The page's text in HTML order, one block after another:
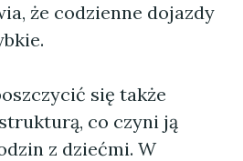
że codzienne dojazdy
się także
co czyni ją
z dziećmi. W